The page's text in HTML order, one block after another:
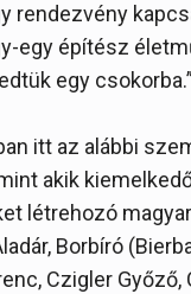
rendezvény
egy építész
egy csokorba.”
itt az alábbi
akik
létrehozó
Borbíró
Czigler Győző,